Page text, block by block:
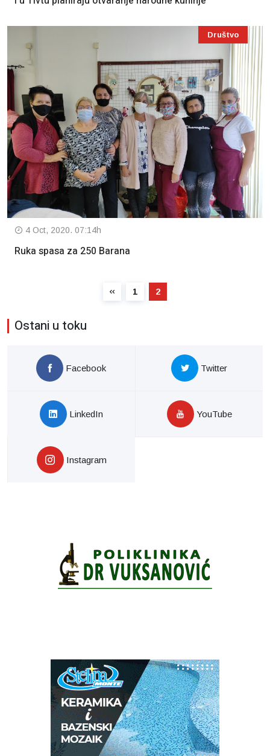
Društvo
4 Oct, 2020. 07:14h
Ruka spasa za 250 Barana
1 2
Ostani u toku
Facebook Twitter
LinkedIn YouTube
Instagram